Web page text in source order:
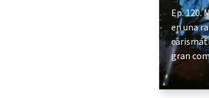
Ep. 120.
en una
gran